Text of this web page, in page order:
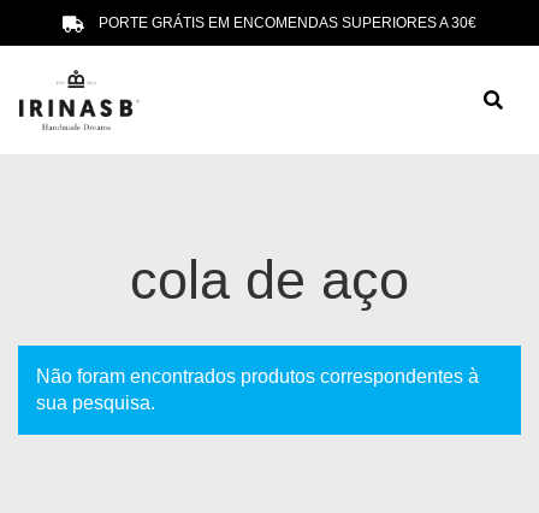
PORTE GRÁTIS EM ENCOMENDAS SUPERIORES A 30€
cola de aço
Não foram encontrados produtos correspondentes à
sua pesquisa.